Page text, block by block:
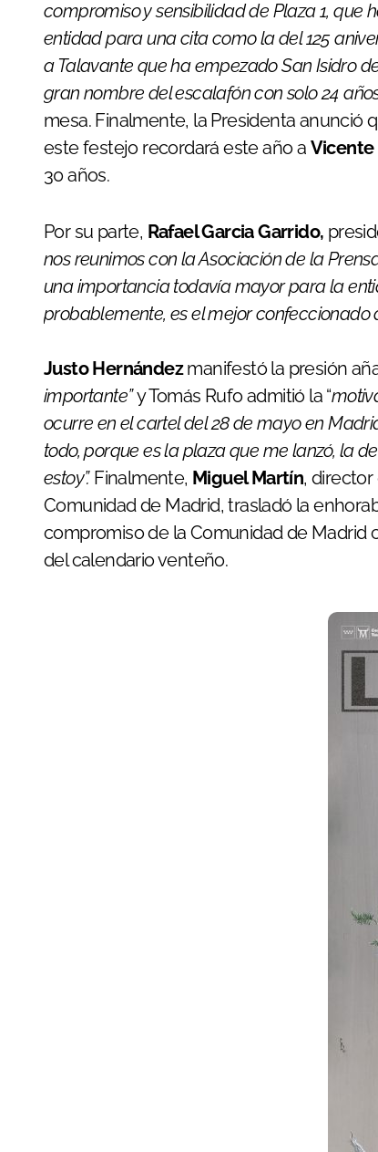
compromiso y sensibilidad de Plaza 1,
entidad para una cita como la del 125
a Talavante que ha empezado San Isidro
gran nombre del escalafón con solo 24
mesa. Finalmente, la Presidenta anunció
este festejo recordará este año a Vicente
30 años.
Por su parte, Rafael Garcia Garrido,
nos reunimos con la Asociación de la
una importancia todavía mayor para la
probablemente, es el mejor confeccionado
Justo Hernándezmanifestó la presión
importante”y Tomás Rufo admitió la “
ocurre en el cartel del 28 de mayo en
todo, porque es la plaza que me lanzó, la
estoy”.Finalmente, Miguel Martín, director
Comunidad de Madrid, trasladó la
compromiso de la Comunidad de Madrid
del calendario venteño.